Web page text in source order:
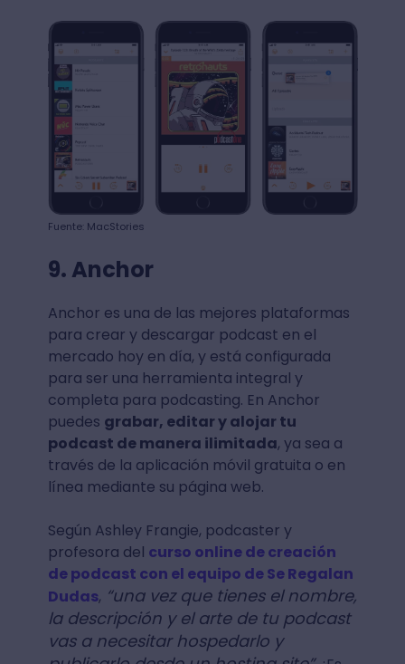
Fuente: MacStories
9. Anchor
Anchor es una de las mejores plataformas
para crear y descargar podcast en el
mercado hoy en día, y está configurada
para ser una herramienta integral y
completa para podcasting. En Anchor
puedes grabar, editar y alojar tu
podcast de manera ilimitada, ya sea a
través de la aplicación móvil gratuita o en
línea mediante su página web.
Según Ashley Frangie, podcaster y
profesora del curso online de creación
de podcast con el equipo de Se Regalan
Dudas, “una vez que tienes el nombre,
la descripción y el arte de tu podcast
vas a necesitar hospedarlo y